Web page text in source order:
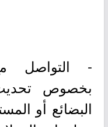
- التواصل
بخصوص
البضائع أو